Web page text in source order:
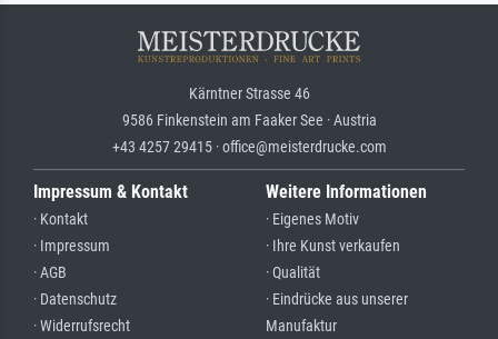
Kärntner Strasse 46
9586 Finkenstein am Faaker See · Austria
+43 4257 29415 · office@meisterdrucke.com
Impressum & Kontakt
· Kontakt
· Impressum
· AGB
· Datenschutz
· Widerrufsrecht
Weitere Informationen
· Eigenes Motiv
· Ihre Kunst verkaufen
· Qualität
· Eindrücke aus unserer
Manufaktur